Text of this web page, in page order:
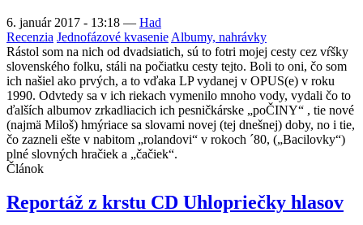
6. január 2017 - 13:18 — Had
Recenzia Jednofázové kvasenie Albumy, nahrávky
Rástol som na nich od dvadsiatich, sú to fotri mojej cesty cez vŕšky
slovenského folku, stáli na počiatku cesty tejto. Boli to oni, čo som
ich našiel ako prvých, a to vďaka LP vydanej v OPUS(e) v roku
1990. Odvtedy sa v ich riekach vymenilo mnoho vody, vydali čo to
ďalších albumov zrkadliacich ich pesničkárske „poČINY“ , tie nové
(najmä Miloš) hmýriace sa slovami novej (tej dnešnej) doby, no i tie,
čo zazneli ešte v nabitom „rolandovi“ v rokoch ´80, („Bacilovky“)
plné slovných hračiek a „čačiek“.
Článok
Reportáž z krstu CD Uhlopriečky hlasov